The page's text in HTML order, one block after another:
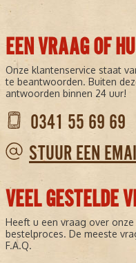
EEN VRAAG OF
Onze klantenservice staat
te beantwoorden. Buiten
antwoorden binnen 24 uur!
0341 55 69 69
STUUR EEN
VEEL GESTELDE
Heeft u een vraag over
bestelproces. De meeste
F.A.Q.